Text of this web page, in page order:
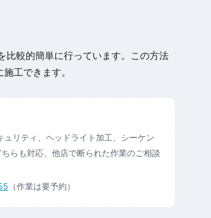
比較的簡単に行っています。この方法
工できます。
リティ、ヘッドライト加工、シーケン
らも対応、他店で断られた作業のご相談
（作業は要予約）